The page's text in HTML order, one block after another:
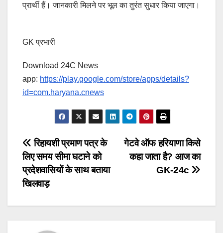
प्रार्थी हैं। जानकारी मिलने पर भूल का तुरंत सुधार किया जाएगा।
GK प्रभारी
Download 24C News
app: https://play.google.com/store/apps/details?
id=com.haryana.cnews
Post
navigation
गेटवे ऑफ हरियाणा किसे
कहा जाता है? आज का
GK-24c
रिहायशी प्रमाण पत्र के
लिए समय सीमा घटाने को
प्रदेशवासियों के साथ बताया
खिलवाड़